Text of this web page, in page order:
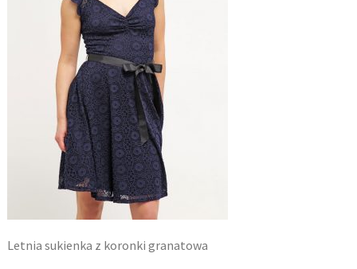
Letnia sukienka z koronki granatowa